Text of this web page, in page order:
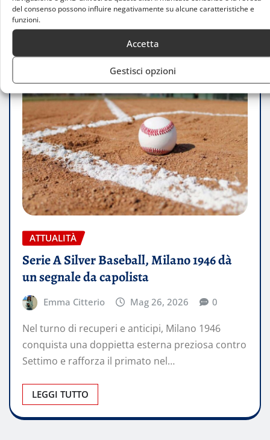
del consenso possono influire negativamente su alcune caratteristiche e
funzioni.
Accetta
Gestisci opzioni
Serie A Silver Baseball, Milano 1946 dà un segnale
da capolista
ATTUALITÀ
Serie A Silver Baseball, Milano 1946 dà
un segnale da capolista
Emma Citterio Mag 26, 2026 0
Nel turno di recuperi e anticipi, Milano 1946
conquista una doppietta esterna preziosa contro
Settimo e rafforza il primato nel…
LEGGI TUTTO